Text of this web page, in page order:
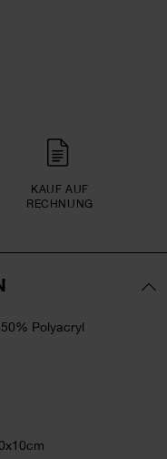
KAUF AUF
RECHNUNG
Polyacryl